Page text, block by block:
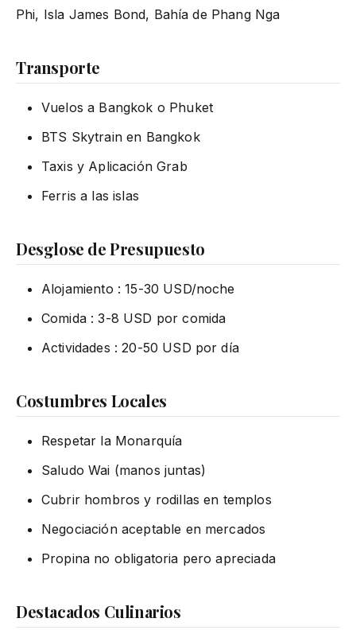
Phi, Isla James Bond, Bahía de Phang Nga
Transporte
Vuelos a Bangkok o Phuket
BTS Skytrain en Bangkok
Taxis y Aplicación Grab
Ferris a las islas
Desglose de Presupuesto
Alojamiento : 15-30 USD/noche
Comida : 3-8 USD por comida
Actividades : 20-50 USD por día
Costumbres Locales
Respetar la Monarquía
Saludo Wai (manos juntas)
Cubrir hombros y rodillas en templos
Negociación aceptable en mercados
Propina no obligatoria pero apreciada
Destacados Culinarios